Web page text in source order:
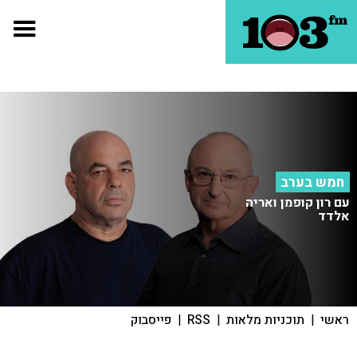
חמש בערב
עם רון קופמן ואריה
אלדד
ראשי | תוכניות מלאות |
RSS
| פייסבוק